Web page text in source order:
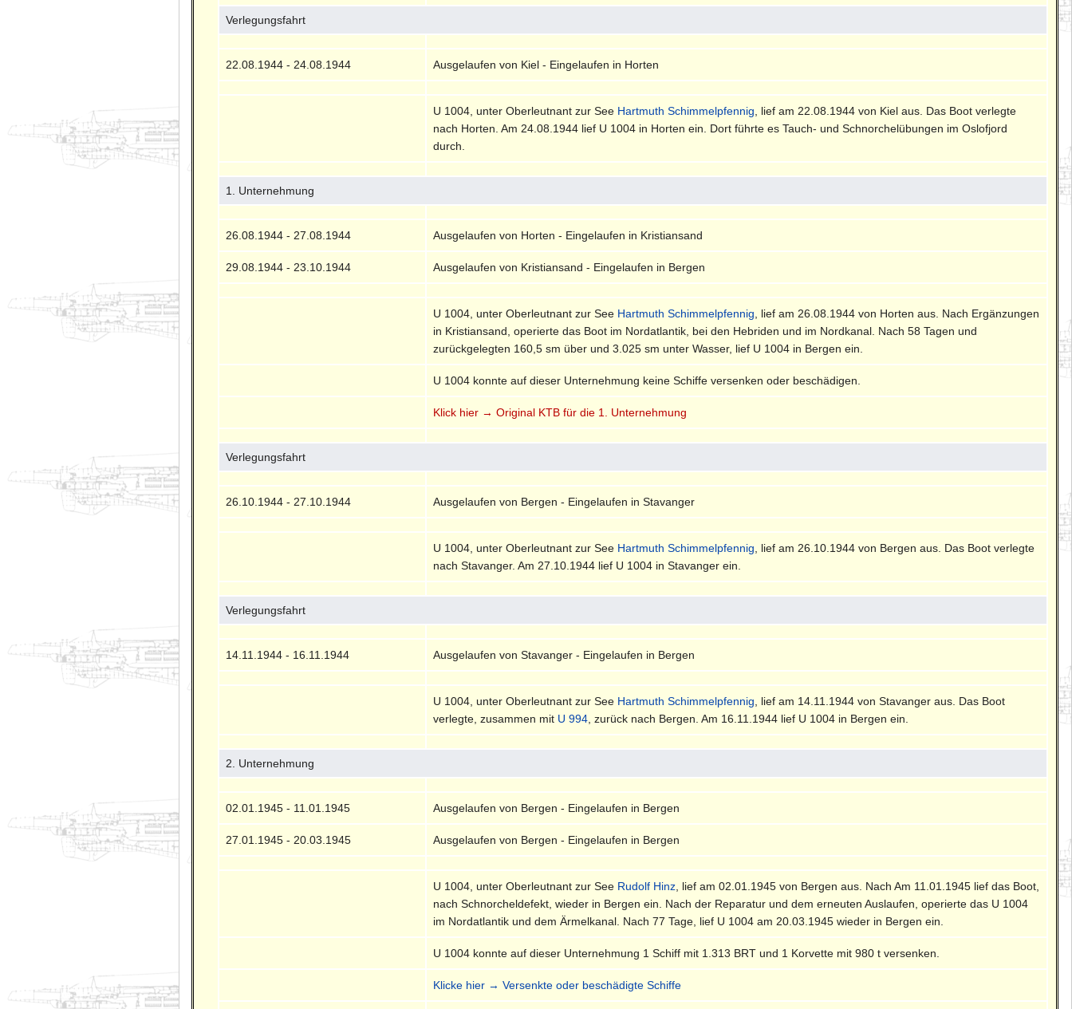
Verlegungsfahrt
22.08.1944 - 24.08.1944 Ausgelaufen von Kiel - Eingelaufen in Horten
U 1004, unter Oberleutnant zur See Hartmuth Schimmelpfennig , lief am 22.08.1944 von Kiel aus. Das Boot verlegte
nach Horten. Am 24.08.1944 lief U 1004 in Horten ein. Dort führte es Tauch- und Schnorchelübungen im Oslofjord
durch.
1. Unternehmung
26.08.1944 - 27.08.1944 Ausgelaufen von Horten - Eingelaufen in Kristiansand
29.08.1944 - 23.10.1944 Ausgelaufen von Kristiansand - Eingelaufen in Bergen
U 1004, unter Oberleutnant zur See Hartmuth Schimmelpfennig , lief am 26.08.1944 von Horten aus. Nach Ergänzungen
in Kristiansand, operierte das Boot im Nordatlantik, bei den Hebriden und im Nordkanal. Nach 58 Tagen und
zurückgelegten 160,5 sm über und 3.025 sm unter Wasser, lief U 1004 in Bergen ein.
U 1004 konnte auf dieser Unternehmung keine Schiffe versenken oder beschädigen.
Klick hier → Original KTB für die 1. Unternehmung
Verlegungsfahrt
26.10.1944 - 27.10.1944 Ausgelaufen von Bergen - Eingelaufen in Stavanger
U 1004, unter Oberleutnant zur See Hartmuth Schimmelpfennig , lief am 26.10.1944 von Bergen aus. Das Boot verlegte
nach Stavanger. Am 27.10.1944 lief U 1004 in Stavanger ein.
Verlegungsfahrt
14.11.1944 - 16.11.1944 Ausgelaufen von Stavanger - Eingelaufen in Bergen
U 1004, unter Oberleutnant zur See Hartmuth Schimmelpfennig , lief am 14.11.1944 von Stavanger aus. Das Boot
verlegte, zusammen mit U 994 , zurück nach Bergen. Am 16.11.1944 lief U 1004 in Bergen ein.
2. Unternehmung
02.01.1945 - 11.01.1945 Ausgelaufen von Bergen - Eingelaufen in Bergen
27.01.1945 - 20.03.1945 Ausgelaufen von Bergen - Eingelaufen in Bergen
U 1004, unter Oberleutnant zur See Rudolf Hinz , lief am 02.01.1945 von Bergen aus. Nach Am 11.01.1945 lief das Boot,
nach Schnorcheldefekt, wieder in Bergen ein. Nach der Reparatur und dem erneuten Auslaufen, operierte das U 1004
im Nordatlantik und dem Ärmelkanal. Nach 77 Tage, lief U 1004 am 20.03.1945 wieder in Bergen ein.
U 1004 konnte auf dieser Unternehmung 1 Schiff mit 1.313 BRT und 1 Korvette mit 980 t versenken.
Klicke hier → Versenkte oder beschädigte Schiffe